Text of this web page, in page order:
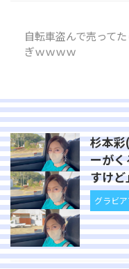
自転車盗んで売って
ぎｗｗｗｗ
杉本
ーが
すけど
グラビ